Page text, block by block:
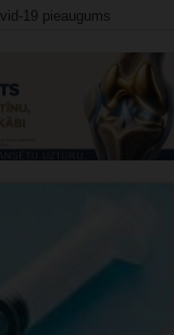
19 pieaugums